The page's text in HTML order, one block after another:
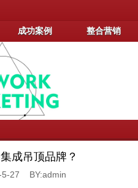
成功案例 整合营销
成吊顶品牌？
5-27 BY:admin